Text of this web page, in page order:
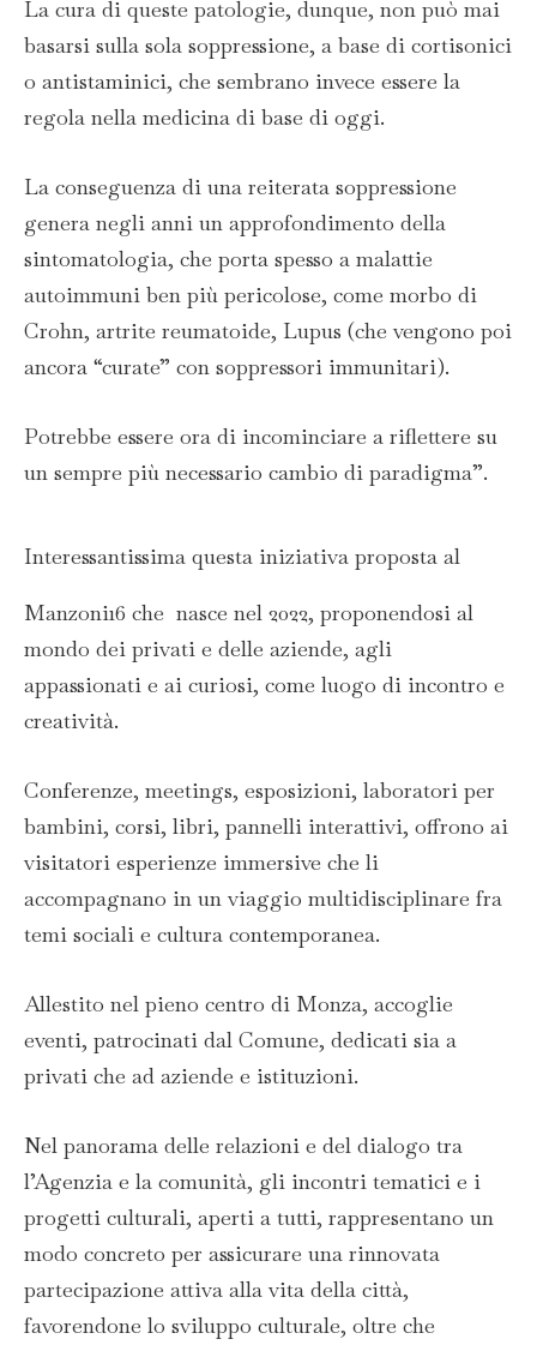
La cura di queste patologie, dunque, non può mai
basarsi sulla sola soppressione, a base di cortisonici
o antistaminici, che sembrano invece essere la
regola nella medicina di base di oggi.
La conseguenza di una reiterata soppressione
genera negli anni un approfondimento della
sintomatologia, che porta spesso a malattie
autoimmuni ben più pericolose, come morbo di
Crohn, artrite reumatoide, Lupus (che vengono poi
ancora “curate” con soppressori immunitari).
Potrebbe essere ora di incominciare a riflettere su
un sempre più necessario cambio di paradigma”.
Interessantissima questa iniziativa proposta al
Manzoni16 che nasce nel 2022, proponendosi al
mondo dei privati e delle aziende, agli
appassionati e ai curiosi, come luogo di incontro e
creatività.
Conferenze, meetings, esposizioni, laboratori per
bambini, corsi, libri, pannelli interattivi, offrono ai
visitatori esperienze immersive che li
accompagnano in un viaggio multidisciplinare fra
temi sociali e cultura contemporanea.
Allestito nel pieno centro di Monza, accoglie
eventi, patrocinati dal Comune, dedicati sia a
privati che ad aziende e istituzioni.
Nel panorama delle relazioni e del dialogo tra
l’Agenzia e la comunità, gli incontri tematici e i
progetti culturali, aperti a tutti, rappresentano un
modo concreto per assicurare una rinnovata
partecipazione attiva alla vita della città,
favorendone lo sviluppo culturale, oltre che